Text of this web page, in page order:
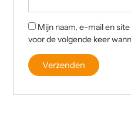
Mijn naam, e-mail en
voor de volgende keer